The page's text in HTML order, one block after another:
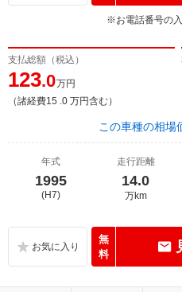
※お電話番号の入
支払総額（税込）
123.0万円
（諸経費15 .0 万円含む）
この車種の相場
年式
1995
(H7)
走行距離
14.0
万km
無
料